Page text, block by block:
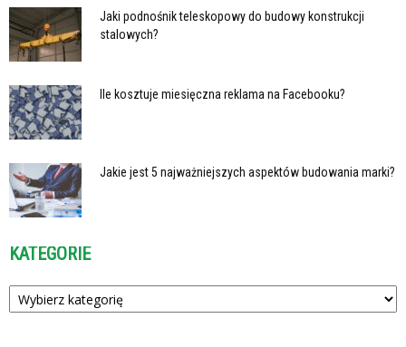
Jaki podnośnik teleskopowy do budowy konstrukcji
stalowych?
Ile kosztuje miesięczna reklama na Facebooku?
Jakie jest 5 najważniejszych aspektów budowania marki?
KATEGORIE
Kategorie